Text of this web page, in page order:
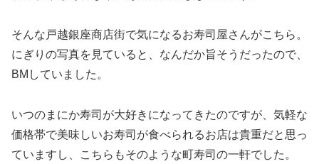
そんな戸越銀座商店街で気になるお寿司屋さんがこちら。
にぎりの写真を見ていると、なんだか旨そうだったので、
BMしていました。
いつのまにか寿司が大好きになってきたのですが、気軽な
価格帯で美味しいお寿司が食べられるお店は貴重だと思っ
ていますし、こちらもそのような町寿司の一軒でした。